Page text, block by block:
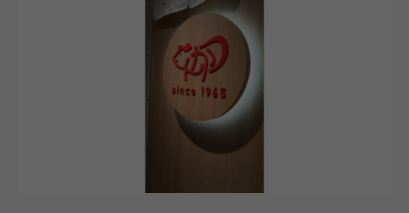
これからも、お客様に「また来るね」と言っていただ
けるような、地域に根ざしたお店づくりを目指してま
いります。そこで現在は、体制強化を図っていくため
に共に成長していただける新しいメンバーを募集中で